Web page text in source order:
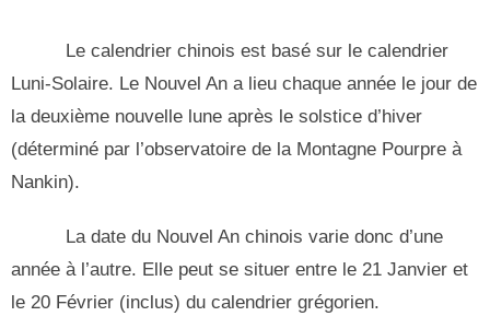
Le calendrier chinois est basé sur le calendrier
Luni-Solaire. Le Nouvel An a lieu chaque année le jour de
la deuxième nouvelle lune après le solstice d’hiver
(déterminé par l’observatoire de la Montagne Pourpre à
Nankin).
La date du Nouvel An chinois varie donc d’une
année à l’autre. Elle peut se situer entre le 21 Janvier et
le 20 Février (inclus) du calendrier grégorien.